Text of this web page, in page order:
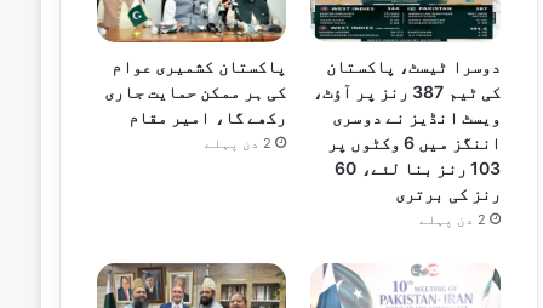
دوسرا ٹیسٹ، پاکستان
کی ٹیم 387 رنز پر آؤٹ،
ویسٹ انڈیز نے دوسری
اننگز میں 6 وکٹوں پر
103 رنز بنا لئے، 60
رنز کی برتری
2 دن پہلے
پاکستان کشمیری عوام
کی ہر ممکن حمایت جاری
رکھے گا، امیر مقام
2 دن پہلے